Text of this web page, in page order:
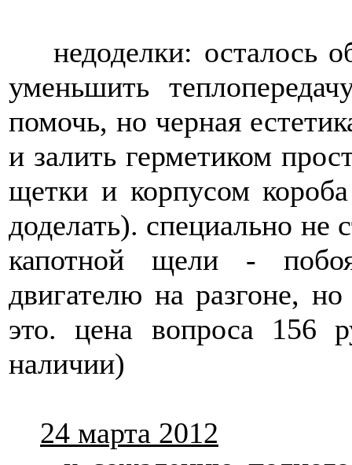
недоделки: осталось
уменьшить
помочь, но черная
и залить герметиком
щетки и корпусом
доделать). специально не
капотной щели -
двигателю на разгоне,
это. цена вопроса 156
наличии)
24 марта 2012